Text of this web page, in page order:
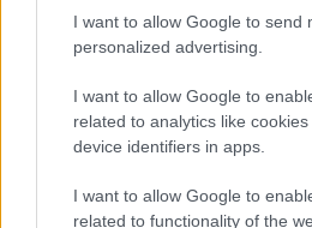
I want to allow Google to send
personalized advertising.
I want to allow Google to
related to analytics like
device identifiers in apps.
I want to allow Google to
related to functionality of the
Αποτελέσματα -
Τρίτη 17/2
Γαλατασαράι -
Γκαρμπριέλ Σάρα,
Σάντσες, 87' Μπούι -